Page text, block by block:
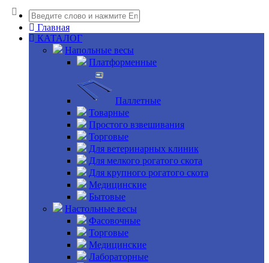
Главная
КАТАЛОГ
Напольные весы
Платформенные
Паллетные
Товарные
Простого взвешивания
Торговые
Для ветеринарных клиник
Для мелкого рогатого скота
Для крупного рогатого скота
Медицинские
Бытовые
Настольные весы
Фасовочные
Торговые
Медицинские
Лабораторные